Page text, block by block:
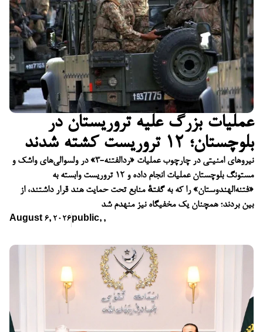
عملیات بزرگ علیه تروریستان در
بلوچستان؛ ۱۲ تروریست کشته شدند
نیروهای امنیتی در چارچوب عملیات «ردالفتنه-۳» در ولسوالی‌های واشک و
مستونگ بلوچستان عملیات انجام داده و ۱۲ تروریست وابسته به
«فتنه‌الهندوستان» را که به گفتهٔ منابع تحت حمایت هند قرار داشتند، از
بین بردند؛ همچنان یک مخفیگاه نیز منهدم شد
August 6, 2026 public, ,